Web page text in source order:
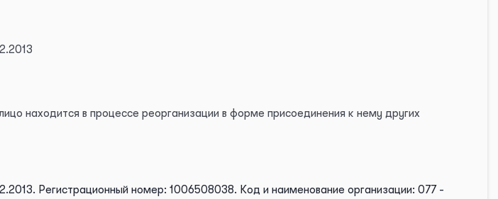
находится в процессе реорганизации в форме присоединения к нему других
Регистрационный номер: 1006508038. Код и наименование организации: 077 -